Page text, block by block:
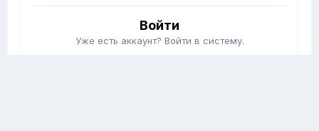
Войти
Уже есть аккаунт? Войти в систему.